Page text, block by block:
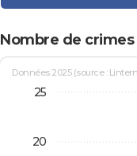
Nombre de
Données 2025 (source :
20
25